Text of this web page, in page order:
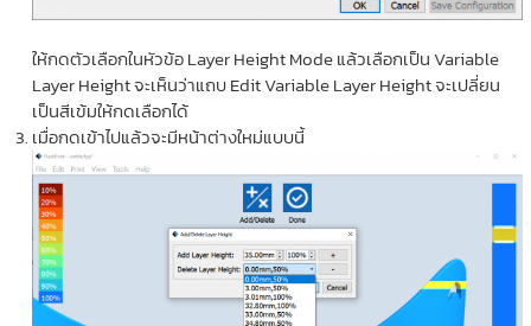
ให้กดตัวเลือกในหัวข้อ Layer Height Mode แล้วเลือกเป็น Variable
Layer Height จะเห็นว่าแถบ Edit Variable Layer Height จะเปลี่ยน
เป็นสีเข้มให้กดเลือกได้
เมื่อกดเข้าไปแล้วจะมีหน้าต่างใหม่แบบนี้